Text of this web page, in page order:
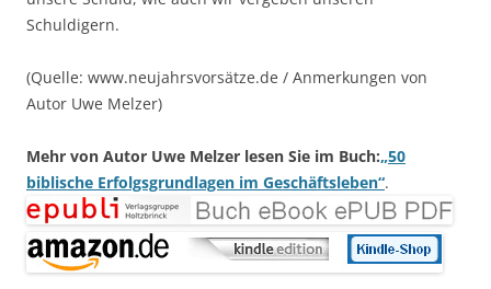
Schuldigern.
(Quelle: www.neujahrsvorsätze.de / Anmerkungen von
Autor Uwe Melzer)
Mehr von Autor Uwe Melzer lesen Sie im Buch:„50
biblische Erfolgsgrundlagen im Geschäftsleben“.